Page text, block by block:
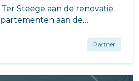
Steege aan de renovatie
aan de
in het MJOP en was
een verduurzamingsslag
Partner